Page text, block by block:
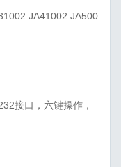
JA41002 JA500
接口，六键操作，